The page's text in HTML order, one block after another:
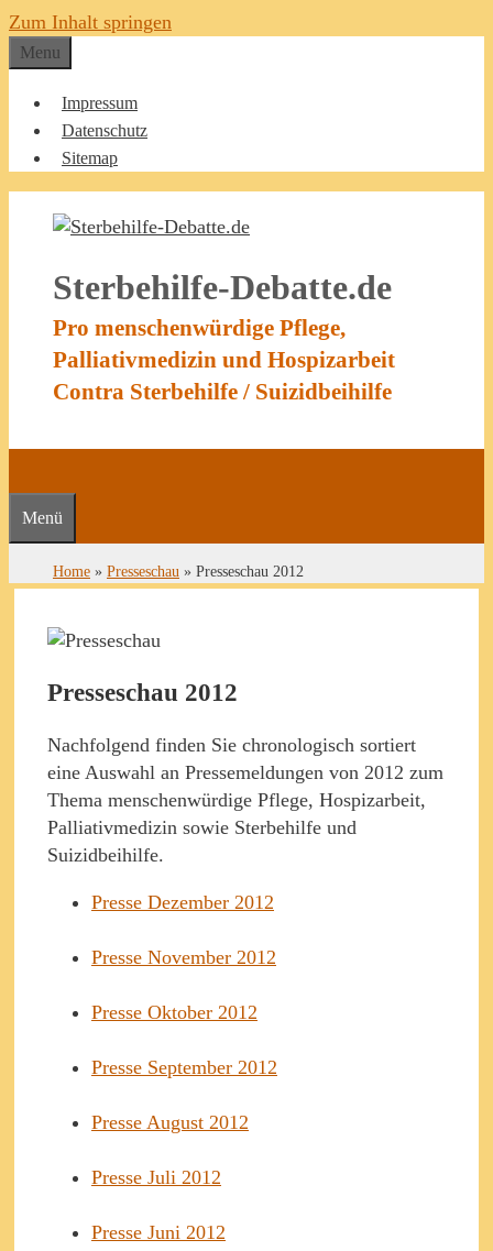
Zum Inhalt springen
Menu
Impressum
Datenschutz
Sitemap
Sterbehilfe-Debatte.de
Pro menschenwürdige Pflege,
Palliativmedizin und Hospizarbeit
Contra Sterbehilfe / Suizidbeihilfe
Menü
Home » Presseschau » Presseschau 2012
Presseschau 2012
Nachfolgend finden Sie chronologisch sortiert
eine Auswahl an Pressemeldungen von 2012 zum
Thema menschenwürdige Pflege, Hospizarbeit,
Palliativmedizin sowie Sterbehilfe und
Suizidbeihilfe.
Presse Dezember 2012
Presse November 2012
Presse Oktober 2012
Presse September 2012
Presse August 2012
Presse Juli 2012
Presse Juni 2012